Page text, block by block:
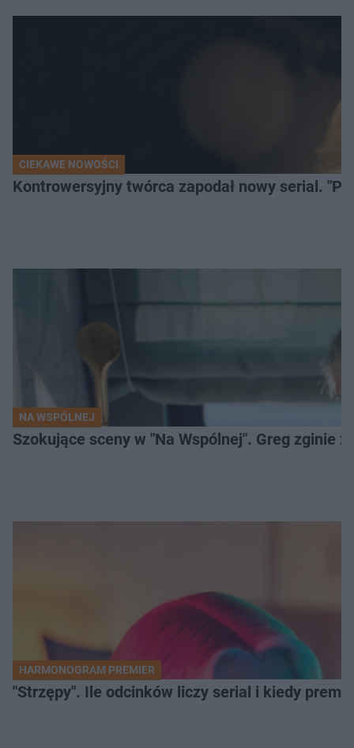
CIEKAWE NOWOŚCI
Kontrowersyjny twórca zapodał nowy serial.
NA WSPÓLNEJ
Szokujące sceny w "Na Wspólnej". Greg zginie z
HARMONOGRAM PREMIER
"Strzępy". Ile odcinków liczy serial i kiedy